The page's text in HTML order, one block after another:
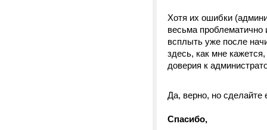
Хотя их ошибки
весьма проблематично
всплыть уже после
здесь, как мне
доверия к
Да, верно, но
Спасибо,